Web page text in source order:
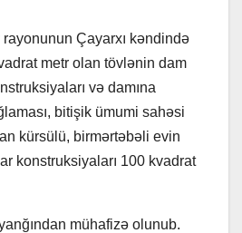
Çayarxı kəndində
metr olan tövlənin dam
və damına
bitişik ümumi sahəsi
kürsülü, birmərtəbəli evin
konstruksiyaları 100 kvadrat
mühafizə olunub.